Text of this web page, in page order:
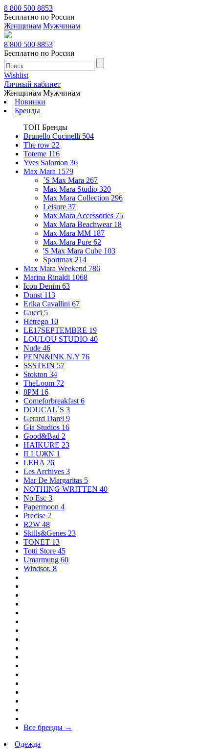
8 800 500 8853
Бесплатно по России
Женщинам Мужчинам
8 800 500 8853
Бесплатно по России
Wishlist
Личный кабинет
Женщинам Мужчинам
Новинки
Бренды
ТОП Бренды
Brunello Cucinelli 504
The row 22
Toteme 116
Yves Salomon 36
Max Mara 1579
`S Max Mara 267
Max Mara Studio 320
Max Mara Collection 296
Leisure 37
Max Mara Accessories 75
Max Mara Beachwear 18
Max Mara MM 187
Max Mara Pure 62
'S Max Mara Cube 103
Sportmax 214
Max Mara Weekend 786
Marina Rinaldi 1068
Icon Denim 63
Dunst 113
Erika Cavallini 67
Gucci 5
Hetrego 10
LE17SEPTEMBRE 19
LOULOU STUDIO 40
Nude 46
PENN&INK N.Y 76
SSSTEIN 57
Stokton 34
TheLoom 72
8PM 16
Comeforbreakfast 6
DOUCAL`S 3
Gerard Darel 9
Gia Studios 16
Good&Bad 2
HAIKURE 23
ILLUЖN 1
LEHA 26
Les Archives 3
Mar De Margaritas 5
NOTHING WRITTEN 40
No Esc 3
Papermoon 4
Precise 2
R2W 48
Skills&Genes 23
TONET 13
Totti Store 45
Umarmung 60
Windsor. 8
Все бренды →
Одежда